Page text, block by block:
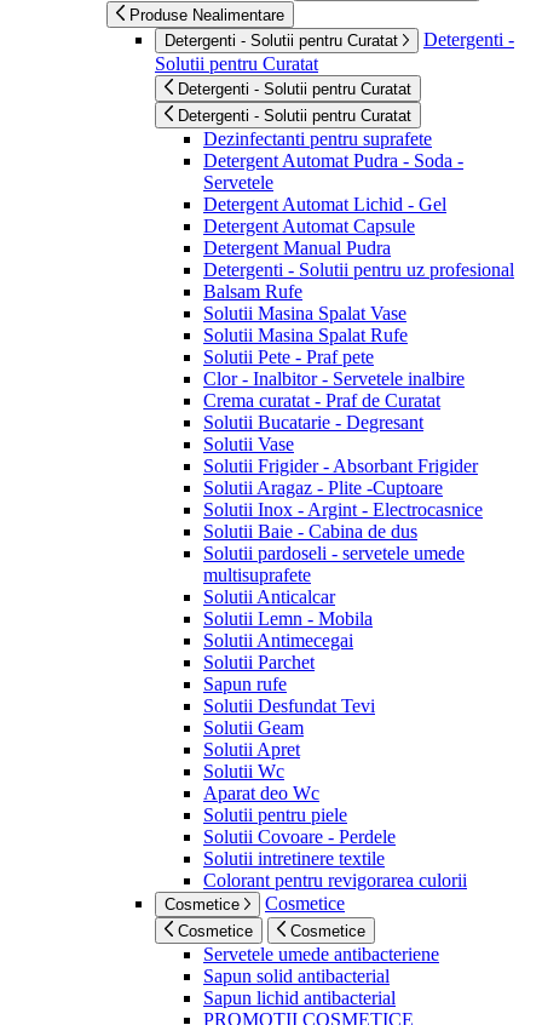
Produse Nealimentare
Detergenti - Solutii pentru Curatat
Detergenti -
Solutii pentru Curatat
Detergenti - Solutii pentru Curatat
Detergenti - Solutii pentru Curatat
Dezinfectanti pentru suprafete
Detergent Automat Pudra - Soda -
Servetele
Detergent Automat Lichid - Gel
Detergent Automat Capsule
Detergent Manual Pudra
Detergenti - Solutii pentru uz profesional
Balsam Rufe
Solutii Masina Spalat Vase
Solutii Masina Spalat Rufe
Solutii Pete - Praf pete
Clor - Inalbitor - Servetele inalbire
Crema curatat - Praf de Curatat
Solutii Bucatarie - Degresant
Solutii Vase
Solutii Frigider - Absorbant Frigider
Solutii Aragaz - Plite -Cuptoare
Solutii Inox - Argint - Electrocasnice
Solutii Baie - Cabina de dus
Solutii pardoseli - servetele umede
multisuprafete
Solutii Anticalcar
Solutii Lemn - Mobila
Solutii Antimecegai
Solutii Parchet
Sapun rufe
Solutii Desfundat Tevi
Solutii Geam
Solutii Apret
Solutii Wc
Aparat deo Wc
Solutii pentru piele
Solutii Covoare - Perdele
Solutii intretinere textile
Colorant pentru revigorarea culorii
Cosmetice Cosmetice
Cosmetice Cosmetice
Servetele umede antibacteriene
Sapun solid antibacterial
Sapun lichid antibacterial
PROMOTII COSMETICE